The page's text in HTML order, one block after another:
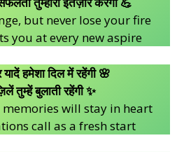
but never lose your fire
you at every new aspire
हमेशा दिल में रहेंगी 🌸
तुम्हें बुलाती रहेंगी ✨
will stay in heart
call as a fresh start